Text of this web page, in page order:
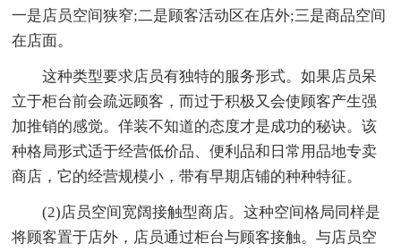
一是店员空间狭窄;二是顾客活动区在店外;三是商品空间
在店面。
这种类型要求店员有独特的服务形式。如果店员呆
立于柜台前会疏远顾客，而过于积极又会使顾客产生强
加推销的感觉。佯装不知道的态度才是成功的秘诀。该
种格局形式适于经营低价品、便利品和日常用品地专卖
商店，它的经营规模小，带有早期店铺的种种特征。
(2)店员空间宽阔接触型商店。这种空间格局同样是
将顾客置于店外，店员通过柜台与顾客接触。与店员空